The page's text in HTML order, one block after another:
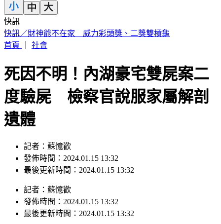
快訊
中國出入境新規將上路 陸委會曝「這類人」最危險
首頁
社會
死因不明！內湖豪宅雙屍案二
度驗屍 檢察官說服家屬解剖
遺體
記者：蘇憶歡
發佈時間：2024.01.15 13:32
最後更新時間：2024.01.15 13:32
記者 ： 蘇憶歡
發佈時間： 2024.01.15 13:32
最後更新時間： 2024.01.15 13:32